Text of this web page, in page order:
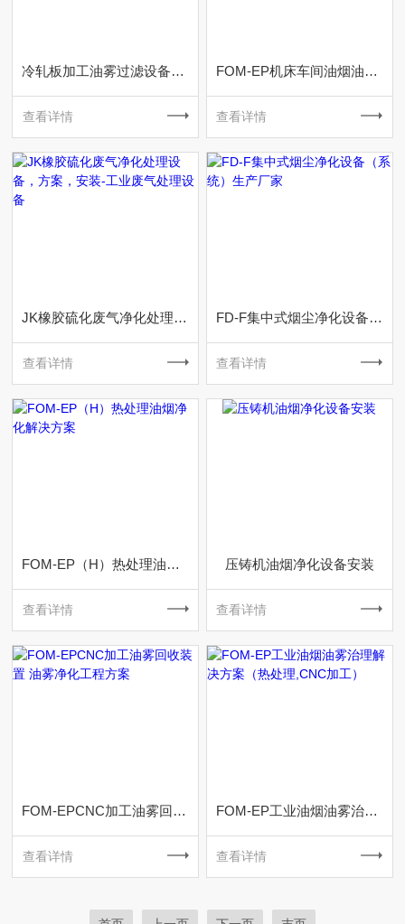
冷轧板加工油雾过滤设备，油雾回收净化
查看详情
FOM-EP机床车间油烟油雾净化治理解决方案设计
查看详情
JK橡胶硫化废气净化处理设备，方案，安装-工业废气处理设备
查看详情
FD-F集中式烟尘净化设备（系统）生产厂家
查看详情
FOM-EP（H）热处理油烟净化解决方案
查看详情
压铸机油烟净化设备安装
查看详情
FOM-EPCNC加工油雾回收装置 油雾净化工程方案
查看详情
FOM-EP工业油烟油雾治理解决方案（热处理,CNC加工）
查看详情